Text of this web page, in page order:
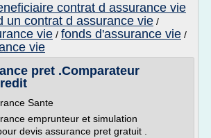
contrat d assurance vie
un contrat d assurance vie /
vie / fonds d'assurance vie /
vie
pret .Comparateur
Sante
emprunteur et simulation
devis assurance pret gratuit .